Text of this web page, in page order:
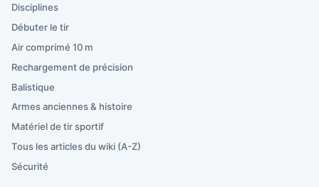
Disciplines
Débuter le tir
Air comprimé 10 m
Rechargement de précision
Balistique
Armes anciennes & histoire
Matériel de tir sportif
Tous les articles du wiki (A-Z)
Sécurité